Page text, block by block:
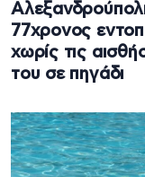
77χρονος
χωρίς τις
του σε πηγάδι